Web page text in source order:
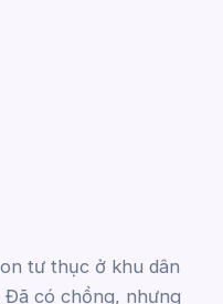
tư thục ở khu dân
Đã có chồng, nhưng